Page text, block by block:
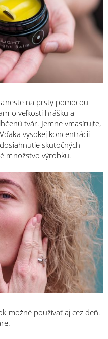
na prsty pomocou
o veľkosti hrášku a
tvár. Jemne vmasírujte,
vysokej koncentrácii
skutočných
množstvo výrobku.
možné používať aj cez deň.